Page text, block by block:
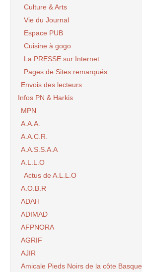
Culture & Arts
Vie du Journal
Espace PUB
Cuisine à gogo
La PRESSE sur Internet
Pages de Sites remarqués
Envois des lecteurs
Infos PN & Harkis
MPN
A.A.A.
A.A.C.R.
A.A.S.S.A.A
A.L.L.O
Actus de A.L.L.O
A.O.B.R
ADAH
ADIMAD
AFPNORA
AGRIF
AJIR
Amicale Pieds Noirs de la côte Basque